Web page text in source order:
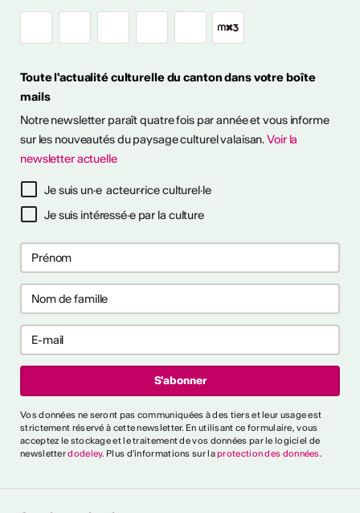
2024/2025
Toute l'actualité culturelle du canton dans votre boîte
mails
Notre newsletter paraît quatre fois par année et vous informe
sur les nouveautés du paysage culturel valaisan.Voir la
newsletter actuelle
Je suis un·e acteur·rice culturel·le
Je suis intéressé·e par la culture
Vos données ne seront pas communiquées à des tiers et leur usage est
strictement réservé à cette newsletter. En utilisant ce formulaire, vous
acceptez le stockage et le traitement de vos données par le logiciel de
newsletterdodeley. Plus d'informations sur laprotection des données.